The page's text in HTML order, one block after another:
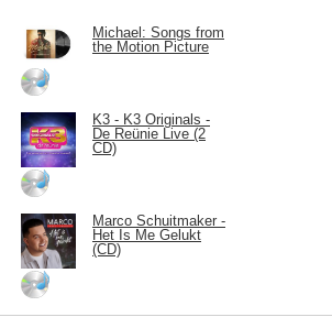
Michael: Songs from
the Motion Picture
K3 - K3 Originals -
De Reünie Live (2
CD)
Marco Schuitmaker -
Het Is Me Gelukt
(CD)